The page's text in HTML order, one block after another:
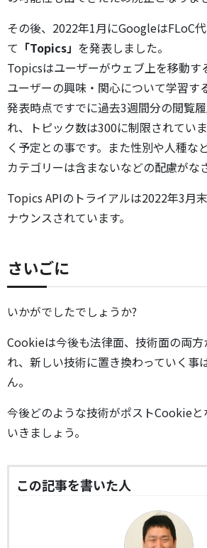
その後、2022年1月にGoogleはFLoC
て 「Topics」 を発表しました。
Topicsはユーザーがウェブ上を移動す
ユーザーの興味・関心について学習す
発表時点ですでに過去3週間分の閲覧
れ、トピック数は300に制限されてい
く予定との事です。また性別や人種な
カテゴリーは含まないなどの配慮がな
Topics APIのトライアルは2022年3月
ナウンスされています。
さいごに
いかがでしたでしょうか?
Cookieは今後も法律面、技術面の両方
れ、新しい技術に置き換わっていく事
ん。
今後どのような技術がポストCookieと
いきましょう。
この記事を書いた人